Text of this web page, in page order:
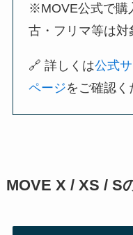
※MOVE公式で購
古・フリマ等は対
🔗 詳しくは公式
ページをご確認く
MOVE X / XS / S